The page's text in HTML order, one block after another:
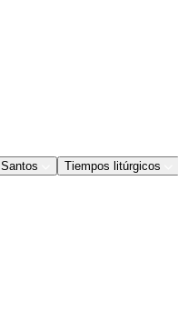
Santos Tiempos litúrgicos